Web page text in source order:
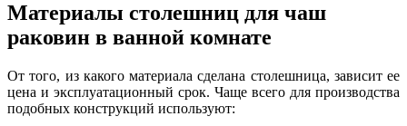
Материалы столешниц для чаш
раковин в ванной комнате
От того, из какого материала сделана столешница, зависит ее
цена и эксплуатационный срок. Чаще всего для производства
подобных конструкций используют: